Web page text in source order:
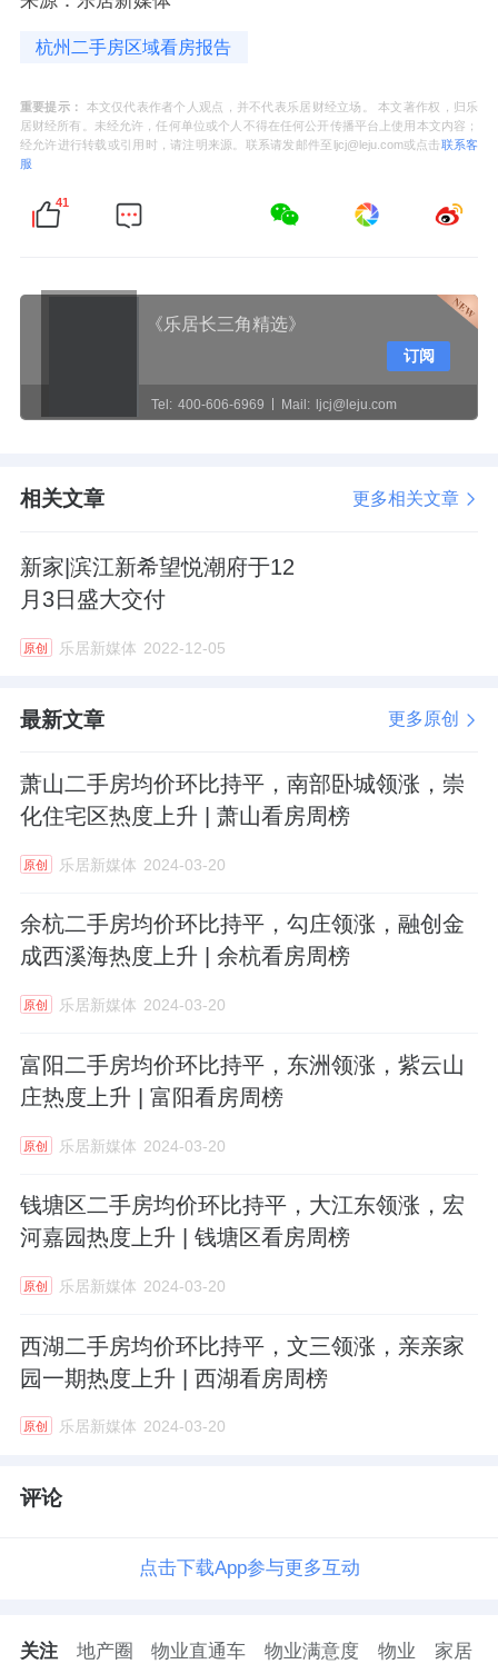
杭州二手房区域看房报告
重要提示：
本文仅代表作者个人观点，并不代表乐居财经立场。 本文著作权，归乐
居财经所有。未经允许，任何单位或个人不得在任何公开传播平台上使用本文内容；
经允许进行转载或引用时，请注明来源。联系请发邮件至ljcj@leju.com或点击联系客
服
41
《乐居长三角精选》
Tel: 400-606-6969 Mail: ljcj@leju.com
订阅
相关文章 更多相关文章
新家|滨江新希望悦潮府于12
月3日盛大交付
原创 乐居新媒体 2022-12-05
最新文章 更多原创
萧山二手房均价环比持平，南部卧城领涨，崇
化住宅区热度上升 | 萧山看房周榜
原创 乐居新媒体 2024-03-20
余杭二手房均价环比持平，勾庄领涨，融创金
成西溪海热度上升 | 余杭看房周榜
原创 乐居新媒体 2024-03-20
富阳二手房均价环比持平，东洲领涨，紫云山
庄热度上升 | 富阳看房周榜
原创 乐居新媒体 2024-03-20
钱塘区二手房均价环比持平，大江东领涨，宏
河嘉园热度上升 | 钱塘区看房周榜
原创 乐居新媒体 2024-03-20
西湖二手房均价环比持平，文三领涨，亲亲家
园一期热度上升 | 西湖看房周榜
原创 乐居新媒体 2024-03-20
评论
点击下载App参与更多互动
关注 地产圈 物业直通车 物业满意度 物业 家居